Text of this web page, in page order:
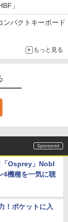
」
ンパクトキーボード
もっと見る
「Osprey」Nobl
4機種を一気に聴
！ポケットに入